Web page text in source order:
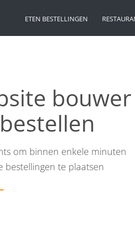
ETEN BESTELLINGEN
bouwer
om binnen enkele minuten
bestellingen te plaatsen